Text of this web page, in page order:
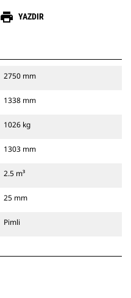
print YAZDIR
2750 mm
1338 mm
1026 kg
1303 mm
2.5 m³
25 mm
Pimli